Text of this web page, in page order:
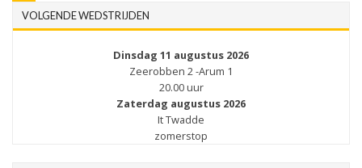
VOLGENDE WEDSTRIJDEN
Dinsdag 11 augustus 2026
Zeerobben 2 -Arum 1
20.00 uur
Zaterdag augustus 2026
It Twadde
zomerstop